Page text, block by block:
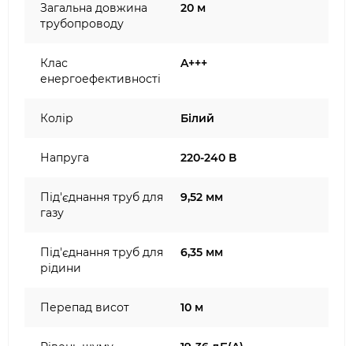
Загальна довжина
трубопроводу
20 м
Клас
енергоефективності
A+++
Колір Білий
Напруга 220-240 В
Під'єднання труб для
газу
9,52 мм
Під'єднання труб для
рідини
6,35 мм
Перепад висот 10 м